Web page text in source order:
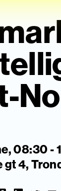
08:30 -
gt 4,